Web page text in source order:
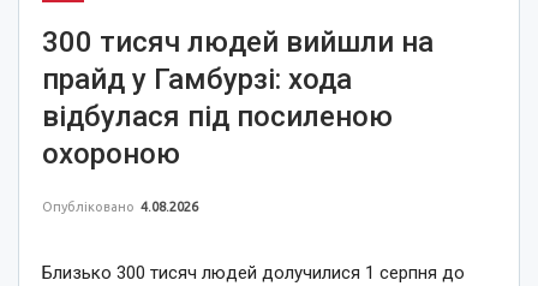
300 тисяч людей вийшли на
прайд у Гамбурзі: хода
відбулася під посиленою
охороною
Опубліковано 4.08.2026
Близько 300 тисяч людей долучилися 1 серпня до